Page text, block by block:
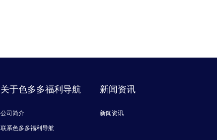
关于色多多福利导航
公司简介
联系色多多福利导航
新闻资讯
新闻资讯